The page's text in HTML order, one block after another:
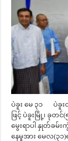
ပဲခူး မေ ၃၁ ပဲခူ
ဖြင့် ပဲခူးမြို့၊ ခု
မွေးရာပါ နှုတ်ခမ်
နေမှုအား မေလ(၃၁